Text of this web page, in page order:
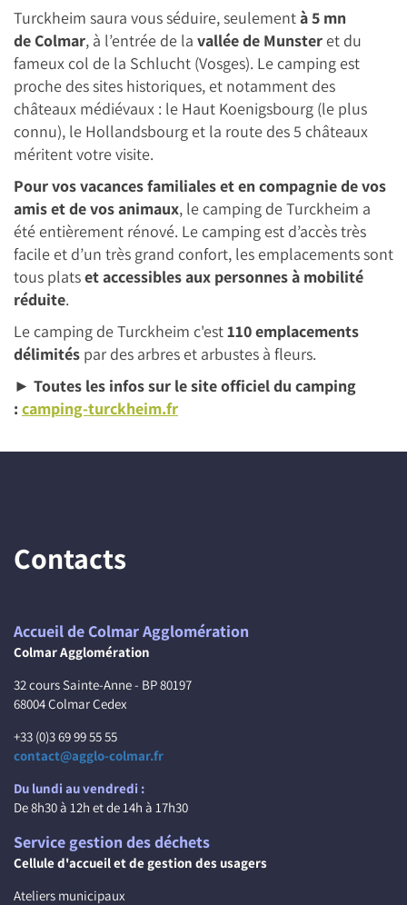
Turckheim saura vous séduire, seulementà 5 mn
de Colmar, à l’entrée de la vallée de Munsteret du
fameux col de la Schlucht (Vosges). Le camping est
proche des sites historiques, et notamment des
châteaux médiévaux : le Haut Koenigsbourg (le plus
connu), le Hollandsbourg et la route des 5 châteaux
méritent votre visite.
Pour vos vacances familiales et en compagnie de vos
amis et de vos animaux, le camping de Turckheim a
été entièrement rénové. Le camping est d’accès très
facile et d’un très grand confort, les emplacements sont
tous platset accessibles aux personnes à mobilité
réduite.
Le camping de Turckheim c'est110 emplacements
délimités par des arbres et arbustes à fleurs.
► Toutes les infos sur le site officiel du camping
: camping-turckheim.fr
Contacts
Accueil de Colmar Agglomération
Colmar Agglomération
32 cours Sainte-Anne - BP 80197
68004 Colmar Cedex
+33 (0)3 69 99 55 55
contact@agglo-colmar.fr
Du lundi au vendredi :
De 8h30 à 12h et de 14h à 17h30
Service gestion des déchets
Cellule d'accueil et de gestion des usagers
Ateliers municipaux